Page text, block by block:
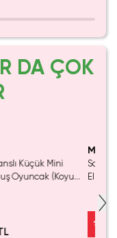
DA ÇOK
Küçük Mini
Oyuncak (Koyu
Sanrio
Elma
%